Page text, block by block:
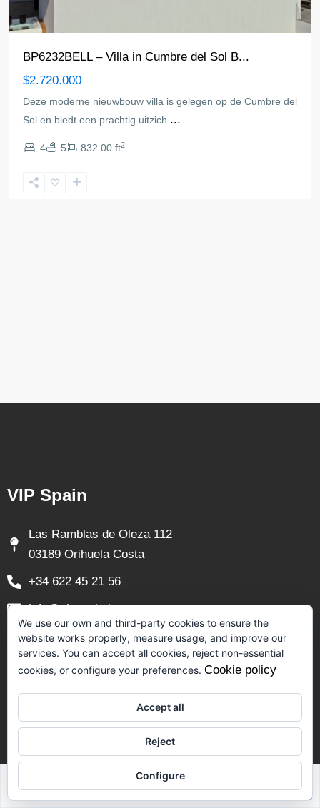
BP6232BELL – Villa in Cumbre del Sol B...
$2.720.000
Deze moderne nieuwbouw villa is gelegen op de Cumbre del
Sol en biedt een prachtig uitzich ...
4 5 832.00 ft2
VIP Spain
Las Ramblas de Oleza 112
03189 Orihuela Costa
+34 622 45 21 56
info@vipspain.be
Juridische informatie
We use our own and third-party cookies to ensure the
website works properly, measure usage, and improve our
services. You can accept all cookies, reject non-essential
cookies, or configure your preferences. Cookie policy
Accept all
Reject
Configure